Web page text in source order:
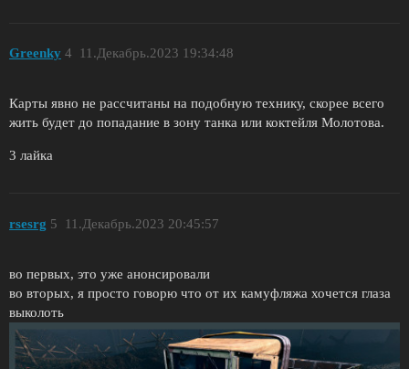
Greenky 11.Декабрь.2023 19:34:48
4
Карты явно не рассчитаны на подобную технику, скорее всего
жить будет до попадание в зону танка или коктейля Молотова.
3 лайка
rsesrg 11.Декабрь.2023 20:45:57
5
во первых, это уже анонсировали
во вторых, я просто говорю что от их камуфляжа хочется глаза
выколоть